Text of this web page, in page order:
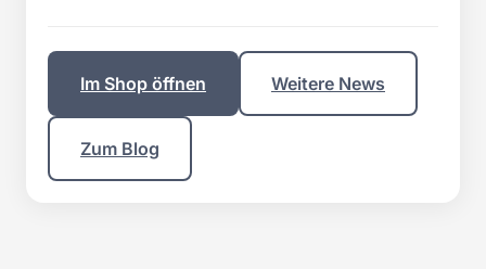
Im Shop öffnen Weitere News
Zum Blog